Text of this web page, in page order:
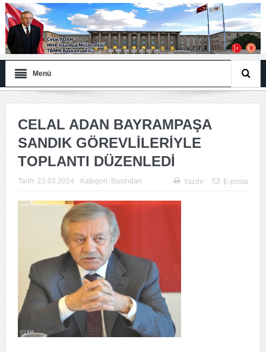
Menü
CELAL ADAN BAYRAMPAŞA
SANDIK GÖREVLİLERİYLE
TOPLANTI DÜZENLEDİ
Tarih: 23.03.2014 Kategori: Basından Yazdır E-posta